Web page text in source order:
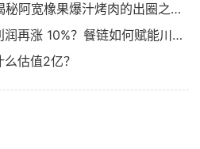
阿宽橡果爆汁烤肉的出圈之路……
？餐链如何赋能川菜顶流饕林稳步增长
估值2亿？